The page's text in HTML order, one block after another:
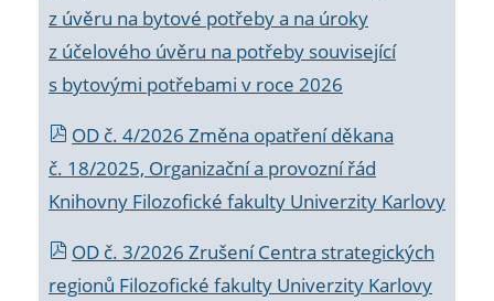
z úvěru na bytové potřeby a na úroky
z účelového úvěru na potřeby související
s bytovými potřebami v roce 2026
OD č. 4/2026 Změna opatření děkana
č. 18/2025, Organizační a provozní řád
Knihovny Filozofické fakulty Univerzity Karlovy
OD č. 3/2026 Zrušení Centra strategických
regionů Filozofické fakulty Univerzity Karlovy